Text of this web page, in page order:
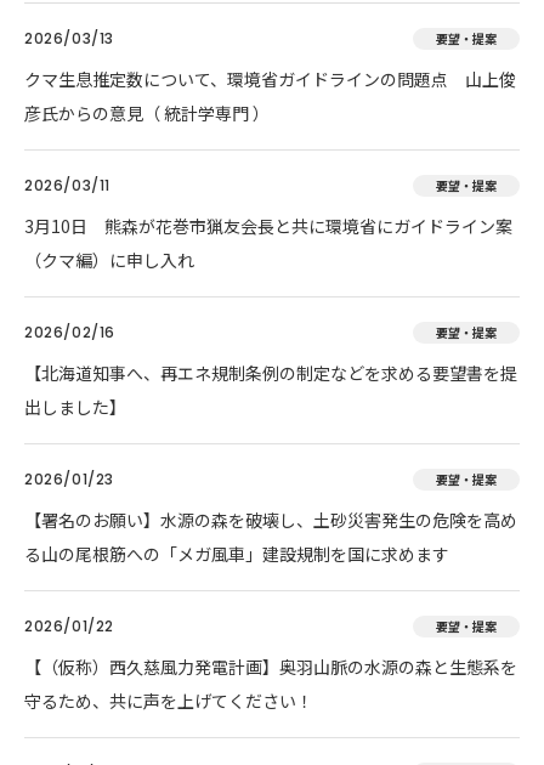
2026/03/13 要望・提案
クマ生息推定数について、環境省ガイドラインの問題点 山上俊
彦氏からの意見（ 統計学専門 ）
2026/03/11 要望・提案
3月10日 熊森が花巻市猟友会長と共に環境省にガイドライン案
（クマ編）に申し入れ
2026/02/16 要望・提案
【北海道知事へ、再エネ規制条例の制定などを求める要望書を提
出しました】
2026/01/23 要望・提案
【署名のお願い】水源の森を破壊し、土砂災害発生の危険を高め
る山の尾根筋への「メガ風車」建設規制を国に求めます
2026/01/22 要望・提案
【（仮称）西久慈風力発電計画】奥羽山脈の水源の森と生態系を
守るため、共に声を上げてください！